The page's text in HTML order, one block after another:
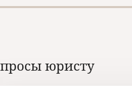
они также объявлены в
юристу